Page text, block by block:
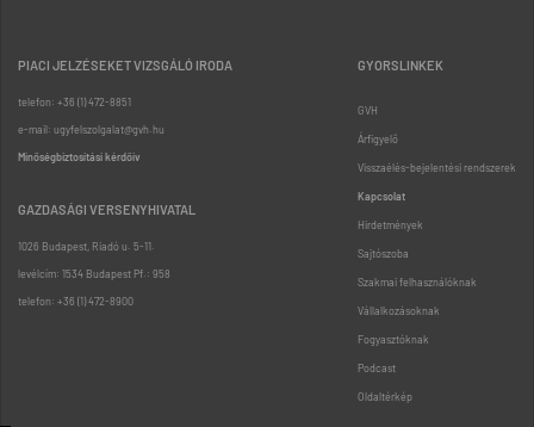
PIACI JELZÉSEKET VIZSGÁLÓ IRODA
telefon: +36 (1) 472-8851
e-mail: ugyfelszolgalat@gvh.hu
Minőségbiztosítási kérdőív
GAZDASÁGI VERSENYHIVATAL
1026 Budapest, Riadó u. 5-11.
levélcím: 1534 Budapest Pf.: 958
telefon: +36 (1) 472-8900
GYORSLINKEK
GVH
Árfigyelő
Visszaélés-bejelentési rendszerek
Kapcsolat
Hirdetmények
Sajtószoba
Szakmai felhasználóknak
Vállalkozásoknak
Fogyasztóknak
Podcast
Oldaltérkép